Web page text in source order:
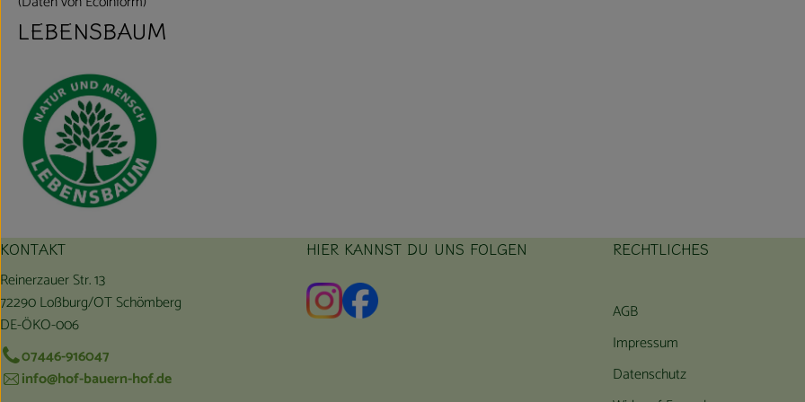
LEBENSBAUM
KONTAKT
Reinerzauer Str. 13
72290 Loßburg/OT Schömberg
DE-ÖKO-006
07446-916047
info@hof-bauern-hof.de
HIER KANNST DU UNS FOLGEN
Externer Link zu https://www.instagram.com/hofbauernhof/
Externer Link zu https://www.facebook.com/farmfarmersfarm
RECHTLICHES
AGB
Impressum
Datenschutz